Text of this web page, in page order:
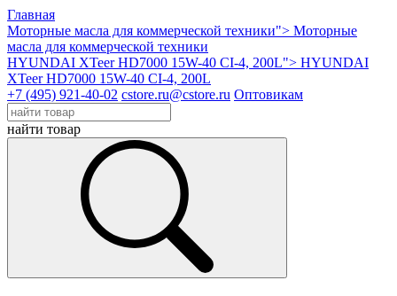
Главная
Моторные масла для коммерческой техники"> Моторные
масла для коммерческой техники
HYUNDAI XTeer HD7000 15W-40 CI-4, 200L"> HYUNDAI
XTeer HD7000 15W-40 CI-4, 200L
+7 (495) 921-40-02 cstore.ru@cstore.ru Оптовикам
найти товар